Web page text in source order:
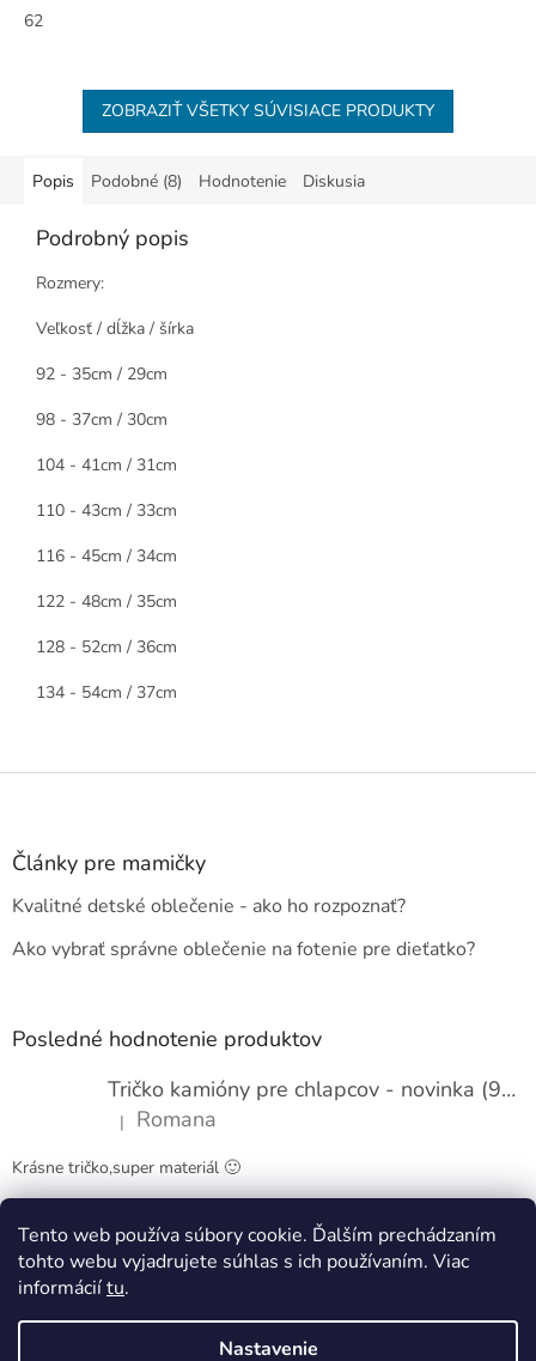
Tento web používa súbory cookie. Ďalším prechádzaním
tohto webu vyjadrujete súhlas s ich používaním. Viac
informáciítu.
Nastavenie
62
ZOBRAZIŤ VŠETKY SÚVISIACE PRODUKTY
Popis Podobné (8) Hodnotenie Diskusia
Podrobný popis
Rozmery:
Veľkosť / dĺžka / šírka
92 - 35cm / 29cm
98 - 37cm / 30cm
104 - 41cm / 31cm
110 - 43cm / 33cm
116 - 45cm / 34cm
122 - 48cm / 35cm
128 - 52cm / 36cm
134 - 54cm / 37cm
Z
Články pre mamičky
Kvalitné detské oblečenie - ako ho rozpoznať?
Ako vybrať správne oblečenie na fotenie pre dieťatko?
Posledné hodnotenie produktov
Tričko kamióny pre chlapcov - novinka (98-134)
Hodnotenie produktu je 5 z 5 hviezdičiek.
| Romana
Krásne tričko,super materiál 🙂
Obchodné podmienky Kontakty
Vytvoril Shoptet